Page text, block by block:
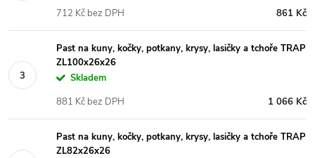
861 Kč
712 Kč bez DPH
Past na kuny, kočky, potkany, krysy, lasičky a tchoře TRAP
ZL100x26x26
Skladem
1 066 Kč
881 Kč bez DPH
Past na kuny, kočky, potkany, krysy, lasičky a tchoře TRAP
ZL82x26x26